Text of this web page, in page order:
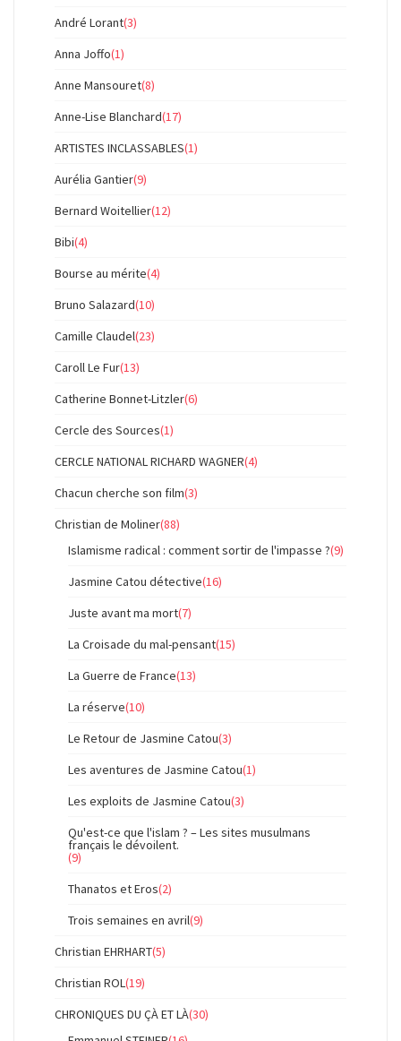
André Lorant(3)
Anna Joffo(1)
Anne Mansouret(8)
Anne-Lise Blanchard(17)
ARTISTES INCLASSABLES(1)
Aurélia Gantier(9)
Bernard Woitellier(12)
Bibi(4)
Bourse au mérite(4)
Bruno Salazard(10)
Camille Claudel(23)
Caroll Le Fur(13)
Catherine Bonnet-Litzler(6)
Cercle des Sources(1)
CERCLE NATIONAL RICHARD WAGNER(4)
Chacun cherche son film(3)
Christian de Moliner(88)
Islamisme radical : comment sortir de l'impasse ?(9)
Jasmine Catou détective(16)
Juste avant ma mort(7)
La Croisade du mal-pensant(15)
La Guerre de France(13)
La réserve(10)
Le Retour de Jasmine Catou(3)
Les aventures de Jasmine Catou(1)
Les exploits de Jasmine Catou(3)
Qu'est-ce que l'islam ? – Les sites musulmans
français le dévoilent.
(9)
Thanatos et Eros(2)
Trois semaines en avril(9)
Christian EHRHART(5)
Christian ROL(19)
CHRONIQUES DU ÇÀ ET LÀ(30)